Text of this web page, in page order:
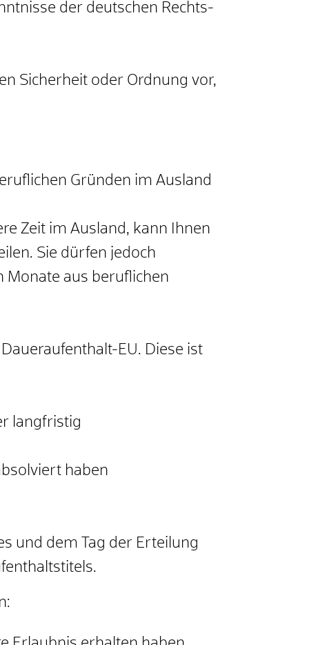
der deutschen Rechts-
Sicherheit oder Ordnung vor,
Gründen im Ausland
Zeit im Ausland, kann Ihnen
Sie dürfen jedoch
Monate aus beruflichen
EU. Diese ist
langfristig
haben
und dem Tag der Erteilung